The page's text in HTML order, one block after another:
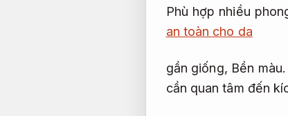
Phù hợp nhiều
an toàn cho da
gần giống, Bền màu.
cần quan tâm đến